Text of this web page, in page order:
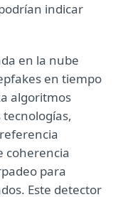
indicar
en la nube
en tiempo
algoritmos
coherencia
para
Este detector